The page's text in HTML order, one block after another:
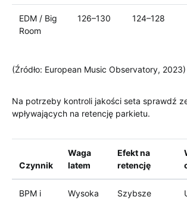
EDM / Big
Room
126–130 124–128
(Źródło: European Music Observatory, 2023)
Na potrzeby kontroli jakości seta sprawdź
wpływających na retencję parkietu.
Czynnik
Waga
latem
Efekt na
retencję
BPM i
Wysoka
Szybsze